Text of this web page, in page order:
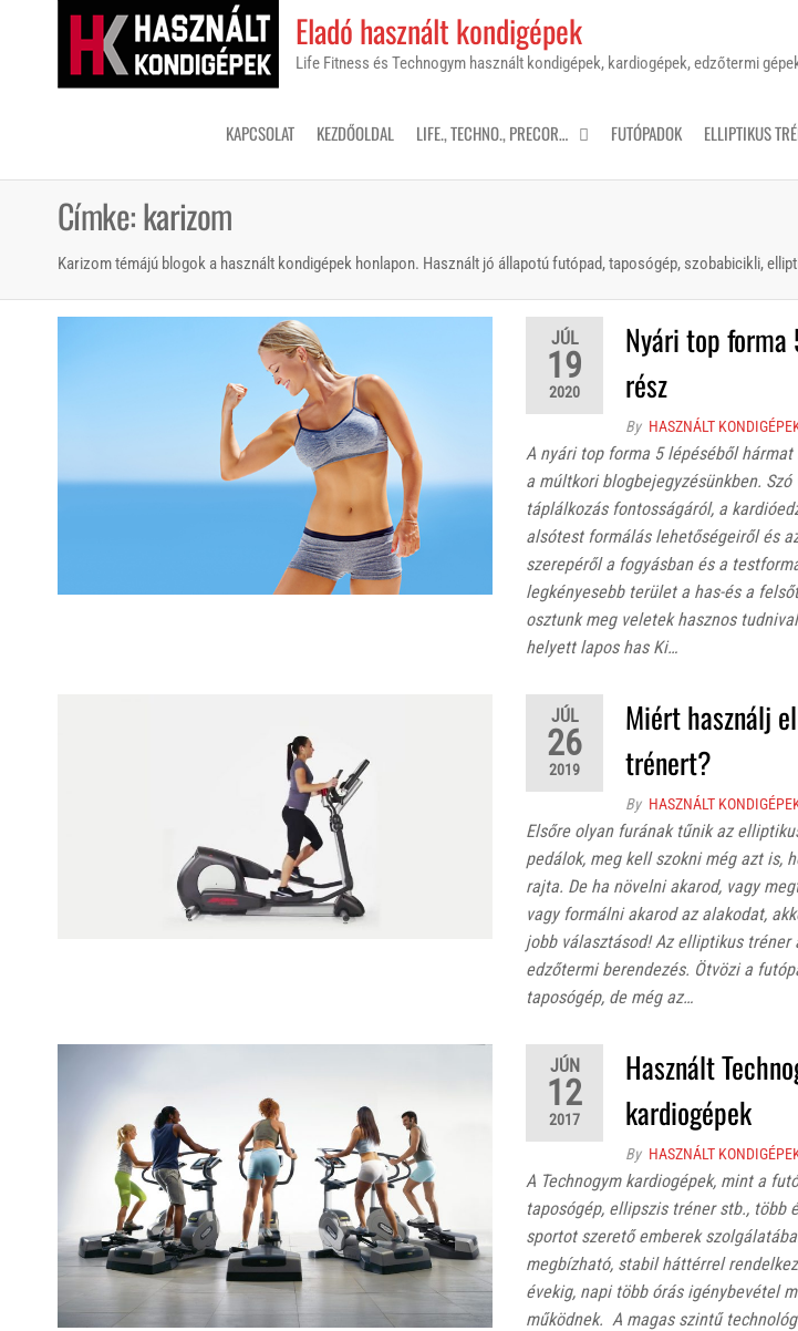
Eladó használt kondigépek
Life Fitness és Technogym használt kondigépek, kardiogépek, edzőtermi
KAPCSOLAT KEZDŐOLDAL LIFE., TECHNO., PRECOR… FUTÓPADOK ELLIPTIKUS
Címke:karizom
Karizom témájú blogok a használt kondigépek honlapon. Használt jó állapotú futópad, taposógép, szobabicikli,
JÚL
19
2020
Nyári top
rész
By HASZNÁLT
A nyári top forma 5 lépéséből
a múltkori blogbejegyzésünkben.
táplálkozás fontosságáról, a
alsótest formálás lehetőségeiről és
szerepéről a fogyásban és a
legkényesebb terület a has-és a
osztunk meg veletek hasznos
helyett lapos has Ki…
JÚL
26
2019
Miért használj
trénert?
By HASZNÁLT
Elsőre olyan furának tűnik az
pedálok, meg kell szokni még azt is,
rajta. De ha növelni akarod, vagy
vagy formálni akarod az alakodat,
jobb választásod! Az elliptikus tréner
edzőtermi berendezés. Ötvözi a
taposógép, de még az…
JÚN
12
2017
Használt
kardiogépek
By HASZNÁLT
A Technogym kardiogépek, mint a
taposógép, ellipszis tréner stb., több
sportot szerető emberek
megbízható, stabil háttérrel
évekig, napi több órás igénybevétel
működnek. A magas szintű